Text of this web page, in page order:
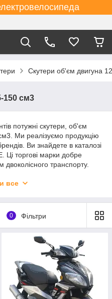
Скутери об'єм двигуна
150 см3
потужні скутери, об'єм
Ми реалізуємо продукцію
Ви знайдете в каталозі
Ці торгові марки добре
транспорту.
зі скутером ще і приємний
VIPER, YIBEN,
скутери:
все
0 Фільтри